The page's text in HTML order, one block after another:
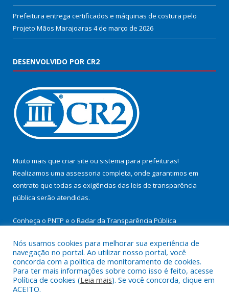
Prefeitura entrega certificados e máquinas de costura pelo
Projeto Mãos Marajoaras 4 de março de 2026
DESENVOLVIDO POR CR2
Muito mais que criar site ou sistema para prefeituras!
Realizamos uma assessoria completa, onde garantimos em
contrato que todas as exigências das leis de transparência
pública serão atendidas.
Conheça o PNTP e o Radar da Transparência Pública
Todos os direitos reservados a Prefeitura Municipal de
Cachoeira do Arari.
Nós usamos cookies para melhorar sua experiência de
navegação no portal. Ao utilizar nosso portal, você
concorda com a política de monitoramento de cookies.
Para ter mais informações sobre como isso é feito, acesse
Política de cookies (Leia mais). Se você concorda, clique em
ACEITO.